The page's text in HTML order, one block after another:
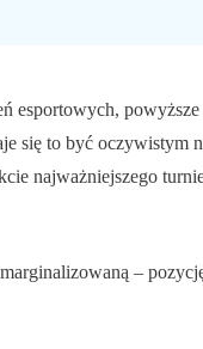
esportowych,
się to być oczywistym
najważniejszego
–